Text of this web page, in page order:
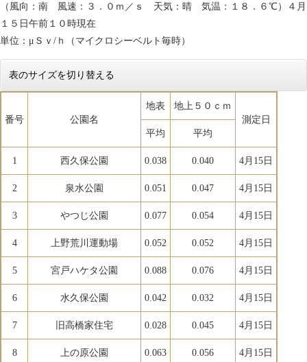
（風向：南 風速：３．０ｍ／ｓ 天気：晴 気温：１８．６℃）４月
１５日午前１０時現在
単位：μＳｖ/ｈ（マイクロシーベルト毎時）
表のサイズを切り替える
番号 公園名
地表
地上５０ｃｍ
測定日
平均
平均
1 西久保公園 0.038 0.040 4月15日
2 泉水公園 0.051 0.047 4月15日
3 やつじ公園 0.077 0.054 4月15日
4 上野荒川運動場 0.052 0.052 4月15日
5 宮戸ハケタ公園 0.088 0.076 4月15日
6 水久保公園 0.042 0.032 4月15日
7 旧高橋家住宅 0.028 0.045 4月15日
8 上の原公園 0.063 0.056 4月15日